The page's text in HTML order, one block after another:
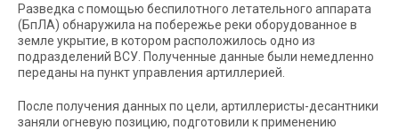
Разведка с помощью беспилотного летательного аппарата
(БпЛА) обнаружила на побережье реки оборудованное в
земле укрытие, в котором расположилось одно из
подразделений ВСУ. Полученные данные были немедленно
переданы на пункт управления артиллерией.
После получения данных по цели, артиллеристы-десантники
заняли огневую позицию, подготовили к применению